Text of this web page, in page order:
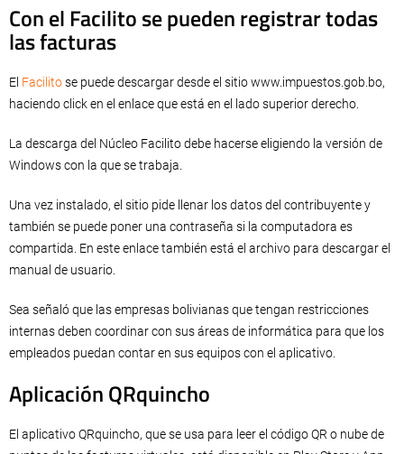
Con el Facilito se pueden registrar todas
las facturas
El Facilitose puede descargar desde el sitio www.impuestos.gob.bo,
haciendo click en el enlace que está en el lado superior derecho.
La descarga del Núcleo Facilito debe hacerse eligiendo la versión de
Windows con la que se trabaja.
Una vez instalado, el sitio pide llenar los datos del contribuyente y
también se puede poner una contraseña si la computadora es
compartida. En este enlace también está el archivo para descargar el
manual de usuario.
Sea señaló que las empresas bolivianas que tengan restricciones
internas deben coordinar con sus áreas de informática para que los
empleados puedan contar en sus equipos con el aplicativo.
Aplicación QRquincho
El aplicativo QRquincho, que se usa para leer el código QR o nube de